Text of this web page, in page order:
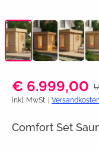
€ 6.999,00
inkl. MwSt. |
Comfort Set